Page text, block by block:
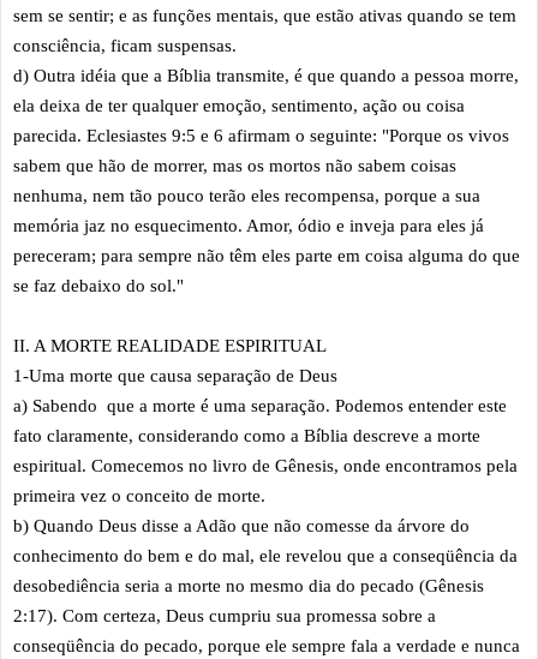
sem se sentir; e as funções mentais, que estão ativas quando se tem
consciência, ficam suspensas.
d) Outra idéia que a Bíblia transmite, é que quando a pessoa morre,
ela deixa de ter qualquer emoção, sentimento, ação ou coisa
parecida. Eclesiastes 9:5 e 6 afirmam o seguinte: "Porque os vivos
sabem que hão de morrer, mas os mortos não sabem coisas
nenhuma, nem tão pouco terão eles recompensa, porque a sua
memória jaz no esquecimento. Amor, ódio e inveja para eles já
pereceram; para sempre não têm eles parte em coisa alguma do que
se faz debaixo do sol."
II. A MORTE REALIDADE ESPIRITUAL
1-Uma morte que causa separação de Deus
a) Sabendo que a morte é uma separação. Podemos entender este
fato claramente, considerando como a Bíblia descreve a morte
espiritual. Comecemos no livro de Gênesis, onde encontramos pela
primeira vez o conceito de morte.
b) Quando Deus disse a Adão que não comesse da árvore do
conhecimento do bem e do mal, ele revelou que a conseqüência da
desobediência seria a morte no mesmo dia do pecado (Gênesis
2:17). Com certeza, Deus cumpriu sua promessa sobre a
conseqüência do pecado, porque ele sempre fala a verdade e nunca